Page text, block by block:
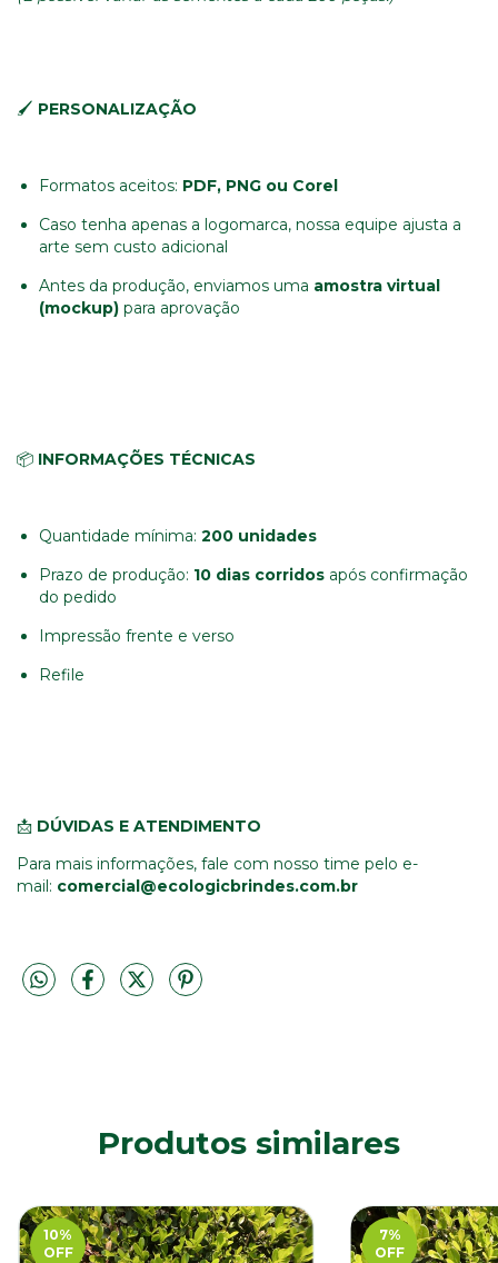
🖌️ PERSONALIZAÇÃO
Formatos aceitos: PDF, PNG ou Corel
Caso tenha apenas a logomarca, nossa equipe ajusta a
arte sem custo adicional
Antes da produção, enviamos uma amostra virtual
(mockup) para aprovação
📦 INFORMAÇÕES TÉCNICAS
Quantidade mínima: 200 unidades
Prazo de produção: 10 dias corridos após confirmação
do pedido
Impressão frente e verso
Refile
📩 DÚVIDAS E ATENDIMENTO
Para mais informações, fale com nosso time pelo e-
mail: comercial@ecologicbrindes.com.br
Produtos similares
10%
OFF
7%
OFF